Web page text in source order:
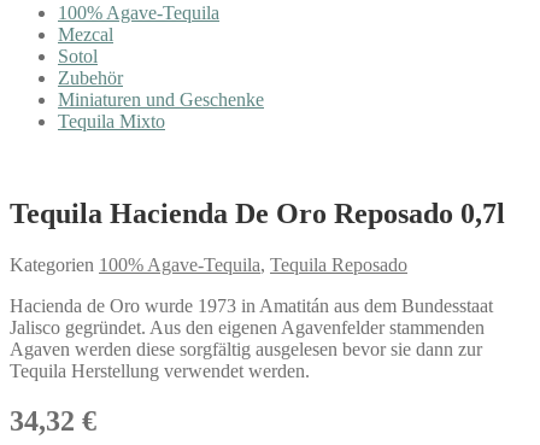
100% Agave-Tequila
Mezcal
Sotol
Zubehör
Miniaturen und Geschenke
Tequila Mixto
Tequila Hacienda De Oro Reposado 0,7l
Kategorien 100% Agave-Tequila, Tequila Reposado
Hacienda de Oro wurde 1973 in Amatitán aus dem Bundesstaat
Jalisco gegründet. Aus den eigenen Agavenfelder stammenden
Agaven werden diese sorgfältig ausgelesen bevor sie dann zur
Tequila Herstellung verwendet werden.
34,32 €